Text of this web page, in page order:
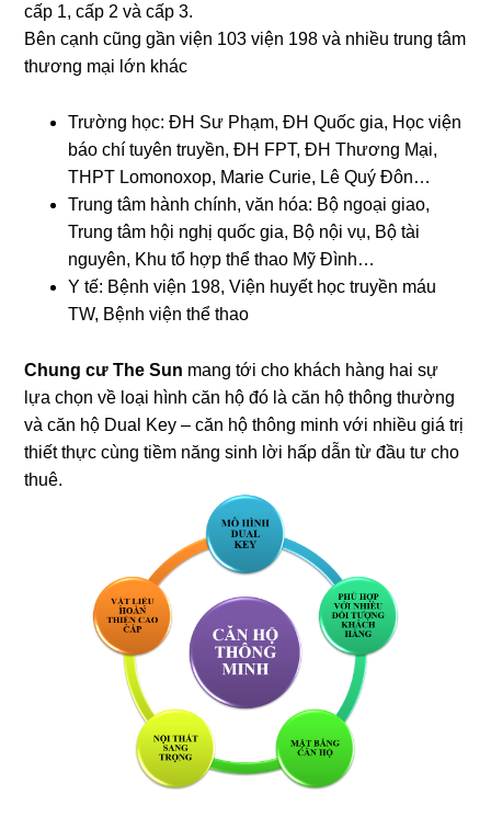
cấp 1, cấp 2 và cấp 3.
Bên cạnh cũng gần viện 103 viện 198 và nhiều trung tâm
thương mại lớn khác
Trường học: ĐH Sư Phạm, ĐH Quốc gia, Học viện
báo chí tuyên truyền, ĐH FPT, ĐH Thương Mại,
THPT Lomonoxop, Marie Curie, Lê Quý Đôn…
Trung tâm hành chính, văn hóa: Bộ ngoại giao,
Trung tâm hội nghị quốc gia, Bộ nội vụ, Bộ tài
nguyên, Khu tổ hợp thể thao Mỹ Đình…
Y tế: Bệnh viện 198, Viện huyết học truyền máu
TW, Bệnh viện thể thao
Chungcư The Sun mang tới cho khách hàng hai sự
lựa chọn về loại hình căn hộ đó là căn hộ thông thường
và căn hộ Dual Key – căn hộ thông minh với nhiều giá trị
thiết thực cùng tiềm năng sinh lời hấp dẫn từ đầu tư cho
thuê.